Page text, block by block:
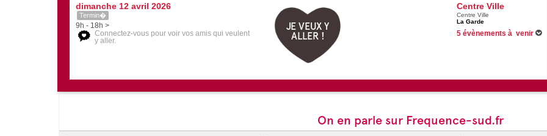
dimanche 12 avril 2026
Termin�
9h - 18h >
Connectez-vous pour voir vos amis qui veulent
y aller.
JE VEUX Y
ALLER !
Centre Ville
Centre Ville
La Garde
5 évènements à venir
On en parle sur Frequence-sud.fr